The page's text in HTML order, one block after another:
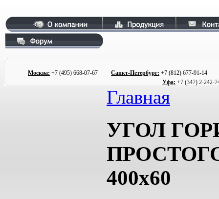
Москва: +7 (495) 668-07-67 Санкт-Петербург: +7 (812) 677-91-
Уфа: +7 (347) 2-242-
Главная
УГОЛ
400х60